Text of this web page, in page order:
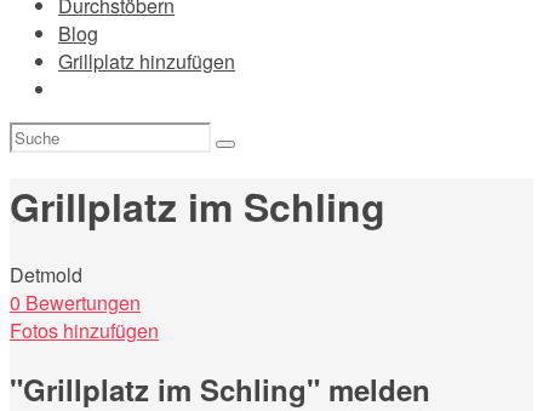
Blog
Grillplatz hinzufügen
Suchen
Grillplatz im Schling
Detmold
0 Bewertungen
Fotos hinzufügen
"Grillplatz im Schling" melden